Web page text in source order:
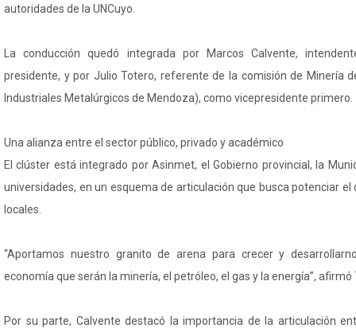
autoridades de la UNCuyo.
La conducción quedó integrada por Marcos Calvente,
presidente, y por Julio Totero, referente de la comisión de Minería
Industriales Metalúrgicos de Mendoza), como vicepresidente primero.
Una alianza entre el sector público, privado y académico
El clúster está integrado por Asinmet, el Gobierno provincial, la
universidades, en un esquema de articulación que busca potenciar
locales.
“Aportamos nuestro granito de arena para crecer y
economía que serán la minería, el petróleo, el gas y la energía”, afirmó
Por su parte, Calvente destacó la importancia de la articulación